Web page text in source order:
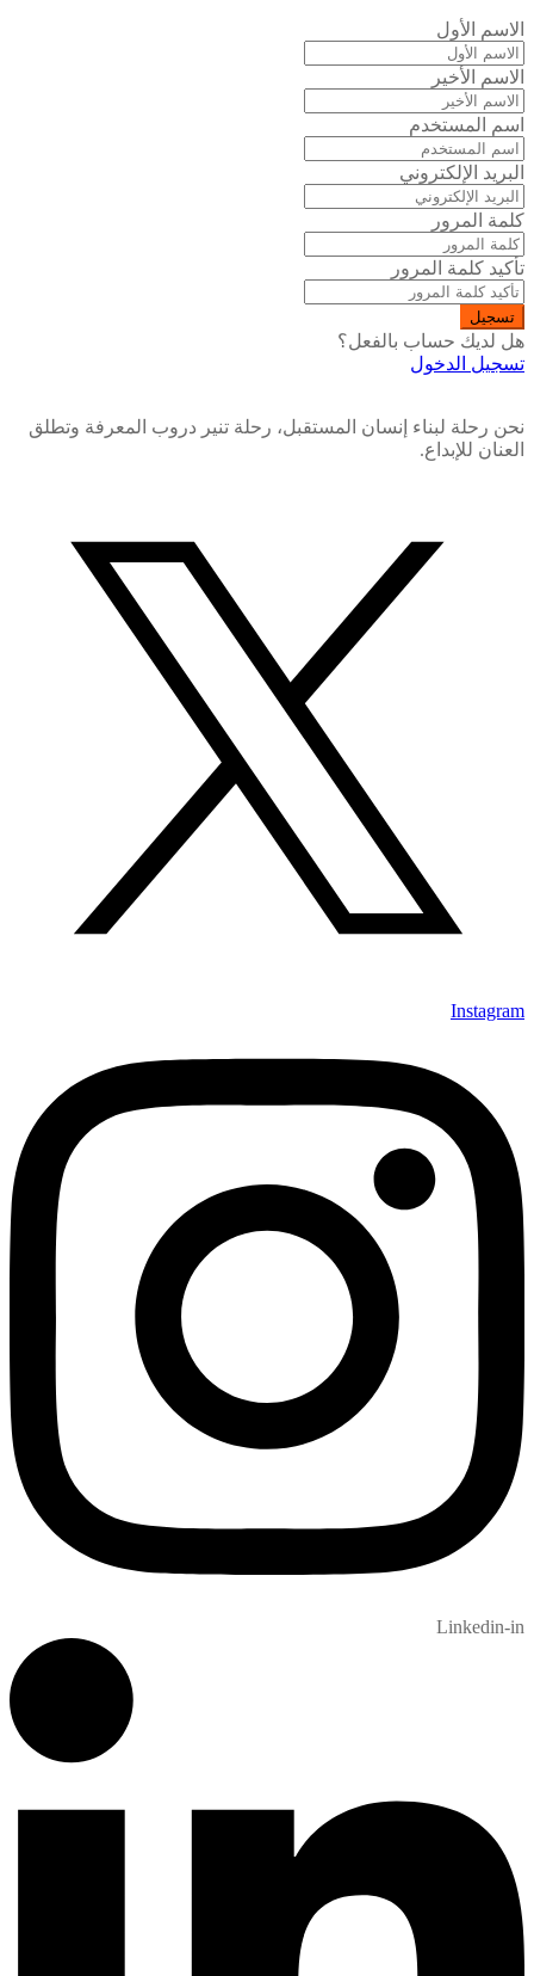
الاسم الأول
الاسم الأخير
اسم المستخدم
البريد الإلكتروني
كلمة المرور
تأكيد كلمة المرور
تسجيل
هل لديك حساب بالفعل؟
تسجيل الدخول
نحن رحلة لبناء إنسان المستقبل، رحلة تنير دروب المعرفة وتطلق
العنان للإبداع.
Instagram
Linkedin-in